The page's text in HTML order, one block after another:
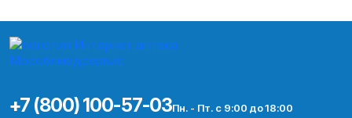
+7 (800) 100-57-03Пн. - Пт. с 9:00 до 18:00